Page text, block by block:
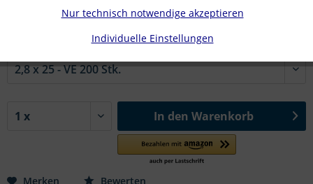
2-5 Werktage Lieferzeit
#89808 | Ø x l in mm:
In den Warenkorb
Merken Bewerten
Individuelle Einstellungen
Nur technisch notwendige akzeptieren